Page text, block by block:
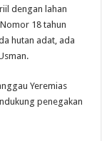
dengan lahan
18 tahun
hutan adat, ada
Yeremias
penegakan